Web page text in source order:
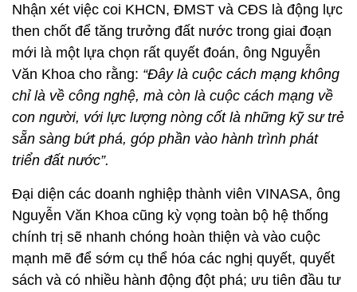
Nhận xét việc coi KHCN, ĐMST và CĐS là động lực
then chốt để tăng trưởng đất nước trong giai đoạn
mới là một lựa chọn rất quyết đoán, ông Nguyễn
Văn Khoa cho rằng: “Đây là cuộc cách mạng không
chỉ là về công nghệ, mà còn là cuộc cách mạng về
con người, với lực lượng nòng cốt là những kỹ sư trẻ
sẵn sàng bứt phá, góp phần vào hành trình phát
triển đất nước”.
Đại diện các doanh nghiệp thành viên VINASA, ông
Nguyễn Văn Khoa cũng kỳ vọng toàn bộ hệ thống
chính trị sẽ nhanh chóng hoàn thiện và vào cuộc
mạnh mẽ để sớm cụ thể hóa các nghị quyết, quyết
sách và có nhiều hành động đột phá; ưu tiên đầu tư